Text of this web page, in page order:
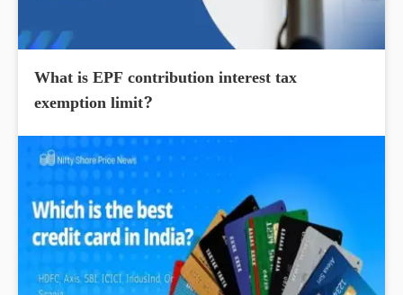
What is EPF contribution interest tax
exemption limit?